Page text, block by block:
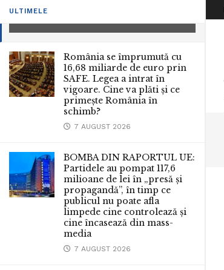
ULTIMELE
România se împrumută cu
16,68 miliarde de euro prin
SAFE. Legea a intrat în
vigoare. Cine va plăti și ce
primește România în
schimb?
7 AUGUST 2026
BOMBA DIN RAPORTUL UE:
Partidele au pompat 117,6
milioane de lei în „presă și
propagandă”, în timp ce
publicul nu poate afla
limpede cine controlează și
cine încasează din mass-
media
7 AUGUST 2026